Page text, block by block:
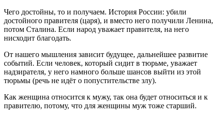
Чего достойны, то и получаем. История России: убили
достойного правителя (царя), и вместо него получили Ленина,
потом Сталина. Если народ уважает правителя, на него
нисходит благодать.
От нашего мышления зависит будущее, дальнейшее развитие
событий. Если человек, который сидит в тюрьме, уважает
надзирателя, у него намного больше шансов выйти из этой
тюрьмы (речь не идёт о попустительстве злу).
Как женщина относится к мужу, так она будет относиться и к
правителю, потому, что для женщины муж тоже старший.